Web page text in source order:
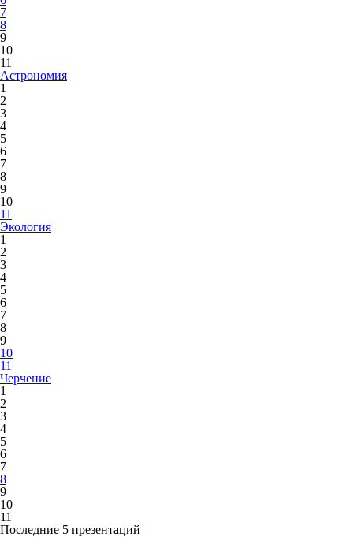
7
8
9
10
11
Астрономия
1
2
3
4
5
6
7
8
9
10
11
Экология
1
2
3
4
5
6
7
8
9
10
11
Черчение
1
2
3
4
5
6
7
8
9
10
11
Последние 5 презентаций